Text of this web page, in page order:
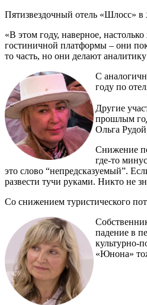
Пятизвездочный отель «Шлосс»
«В этом году, наверное,
гостиничной платформы – они
то часть, но они делают
С
году по
Другие
прошлым
Ольга
Снижение
где-то
это слово “непредсказуемый”.
развести тучи руками. Никто не
Со снижением туристического
падение в
культурно-
«Юнона»